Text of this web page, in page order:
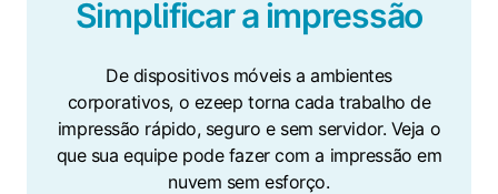
Simplificar a impressão
De dispositivos móveis a ambientes
corporativos, o ezeep torna cada trabalho de
impressão rápido, seguro e sem servidor. Veja o
que sua equipe pode fazer com a impressão em
nuvem sem esforço.